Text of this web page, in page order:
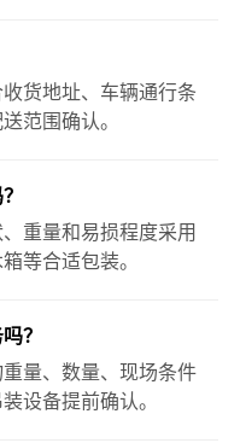
货地址、车辆通行条
范围确认。
重量和易损程度采用
等合适包装。
？
量、数量、现场条件
设备提前确认。